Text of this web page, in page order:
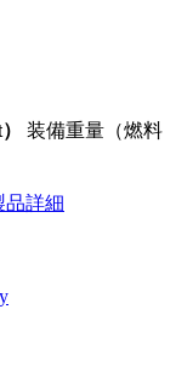
装備重量（燃料
品詳細